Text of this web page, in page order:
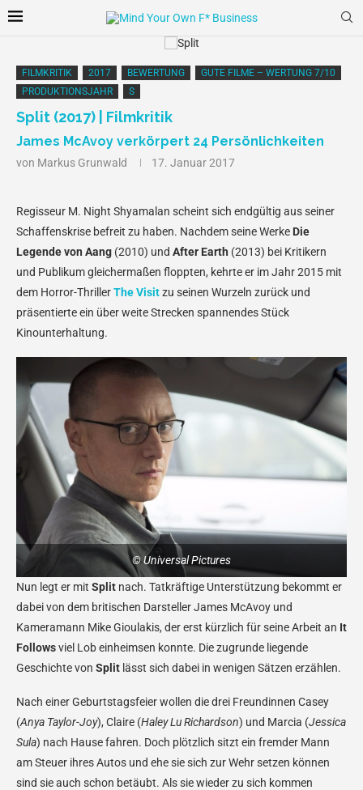
FILMKRITIK 2017 BEWERTUNG
GUTE FILME – WERTUNG 7/10
PRODUKTIONSJAHR
S
Split (2017) | Filmkritik
James McAvoy verkörpert 24 Persönlichkeiten
von Markus Grunwald 17. Januar 2017
Regisseur M. Night Shyamalan scheint sich endgültig aus seiner
Schaffenskrise befreit zu haben. Nachdem seine Werke Die
Legende von Aang (2010) und After Earth (2013) bei Kritikern
und Publikum gleichermaßen floppten, kehrte er im Jahr 2015 mit
dem Horror-ThrillerThe Visitzu seinen Wurzeln zurück und
präsentierte ein über weite Strecken spannendes Stück
Kinounterhaltung.
© Universal Pictures
Nun legt er mit Split nach. Tatkräftige Unterstützung bekommt er
dabei von dem britischen Darsteller James McAvoy und
Kameramann Mike Gioulakis, der erst kürzlich für seine Arbeit an It
Followsviel Lob einheimsen konnte. Die zugrunde liegende
Geschichte von Split lässt sich dabei in wenigen Sätzen erzählen.
Nach einer Geburtstagsfeier wollen die drei Freundinnen Casey
(Anya Taylor-Joy), Claire (Haley Lu Richardson) und Marcia (Jessica
Sula) nach Hause fahren. Doch plötzlich sitzt ein fremder Mann
am Steuer ihres Autos und ehe sie sich zur Wehr setzen können
sind sie auch schon betäubt. Als sie wieder zu sich kommen